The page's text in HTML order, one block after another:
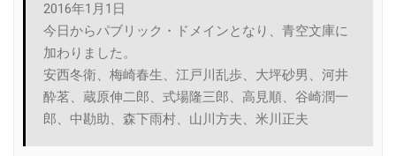
2016年1月1日
今日からパブリック・ドメインとなり、青空文庫に
加わりました。
安西冬衛、梅崎春生、江戸川乱歩、大坪砂男、河井
酔茗、蔵原伸二郎、式場隆三郎、高見順、谷崎潤一
郎、中勘助、森下雨村、山川方夫、米川正夫